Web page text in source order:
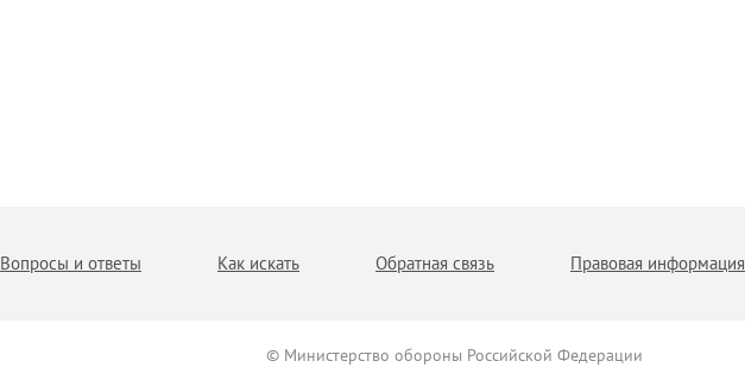
Вопросы и ответы Как искать Обратная связь Правовая информация
© Министерство обороны Российской Федерации